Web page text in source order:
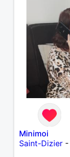
Minimoi
Saint-Dizier-